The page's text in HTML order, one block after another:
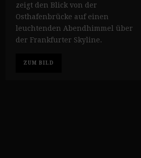
zeigt den Blick von der
Osthafenbrücke auf einen
leuchtenden Abendhimmel über
der Frankfurter Skyline.
ZUM BILD